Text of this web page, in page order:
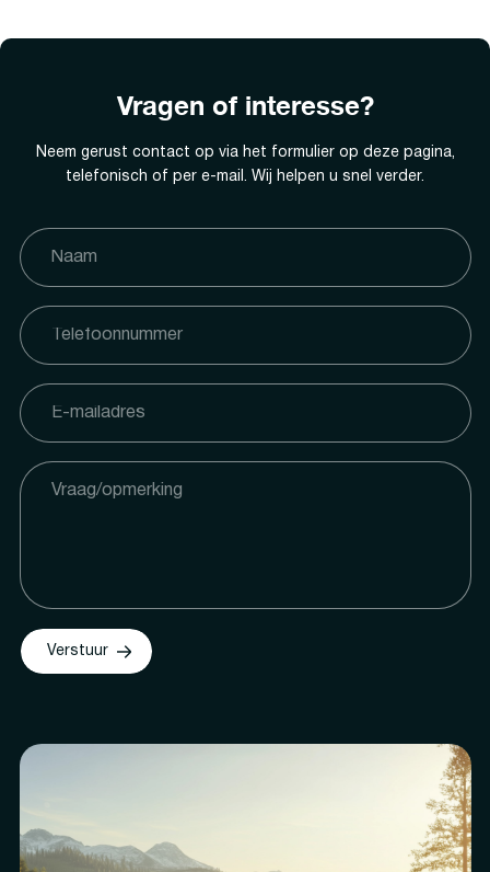
Vragen of interesse?
Neem gerust contact op via het formulier op deze pagina,
telefonisch of per e-mail. Wij helpen u snel verder.
Verstuur